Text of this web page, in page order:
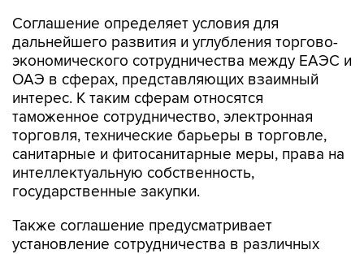
Соглашение определяет условия для
дальнейшего развития и углубления торгово-
экономического сотрудничества между ЕАЭС и
ОАЭ в сферах, представляющих взаимный
интерес. К таким сферам относятся
таможенное сотрудничество, электронная
торговля, технические барьеры в торговле,
санитарные и фитосанитарные меры, права на
интеллектуальную собственность,
государственные закупки.
Также соглашение предусматривает
установление сотрудничества в различных